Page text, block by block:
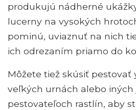
produkujú nádherné
lucerny na vysokých
pominú, uviaznuť na nich
ich odrezaním priamo do
Môžete tiež skúsiť pestovať
veľkých urnách alebo iných
pestovateľoch rastlín, aby